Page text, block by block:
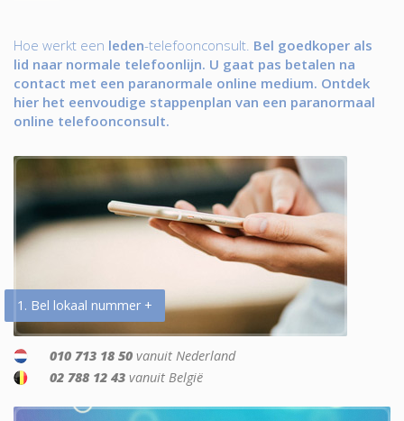
Hoe werkt een leden-telefoonconsult. Bel goedkoper als
lid naar normale telefoonlijn. U gaat pas betalen na
contact met een paranormale online medium. Ontdek
hier het eenvoudige stappenplan van een paranormaal
online telefoonconsult.
1. Bel lokaal nummer +
010 713 18 50 vanuit Nederland
02 788 12 43 vanuit België